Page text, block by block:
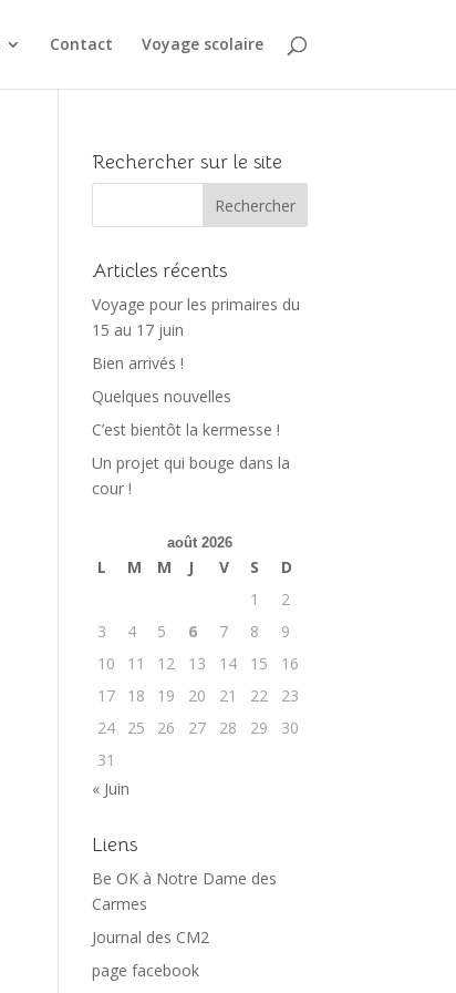
Contact Voyage scolaire
Rechercher sur le site
Articles récents
Voyage pour les primaires du
15 au 17 juin
Bien arrivés !
Quelques nouvelles
C’est bientôt la kermesse !
Un projet qui bouge dans la
cour !
août 2026
L M M J V S
D
1
2
3
4 5 6 7 8
9
10
11 12 13 14 15
16
17
18 19 20 21 22
23
24
25 26 27 28 29
30
31
« Juin
Liens
Be OK à Notre Dame des
Carmes
Journal des CM2
page facebook